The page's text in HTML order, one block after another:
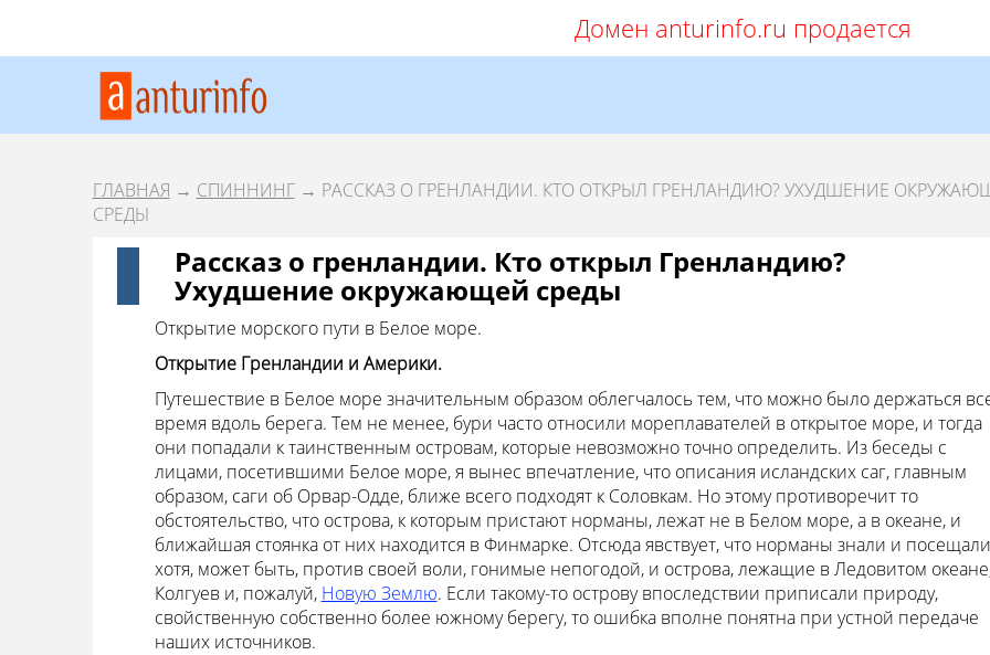
Домен anturinfo.ru продается
ГЛАВНАЯ → СПИННИНГ → РАССКАЗ О ГРЕНЛАНДИИ. КТО ОТКРЫЛ ГРЕНЛАНДИЮ? УХУДШЕНИЕ
СРЕДЫ
Рассказ о гренландии. Кто открыл Гренландию?
Ухудшение окружающей среды
Открытие морского пути в Белое море.
Открытие Гренландии и Америки.
Путешествие в Белое море значительным образом облегчалось тем, что можно было держаться
время вдоль берега. Тем не менее, бури часто относили мореплавателей в открытое море, и тогда
они попадали к таинственным островам, которые невозможно точно определить. Из беседы с
лицами, посетившими Белое море, я вынес впечатление, что описания исландских саг, главным
образом, саги об Орвар-Одде, ближе всего подходят к Соловкам. Но этому противоречит то
обстоятельство, что острова, к которым пристают норманы, лежат не в Белом море, а в океане, и
ближайшая стоянка от них находится в Финмарке. Отсюда явствует, что норманы знали и
хотя, может быть, против своей воли, гонимые непогодой, и острова, лежащие в Ледовитом
Колгуев и, пожалуй, Новую Землю. Если такому-то острову впоследствии приписали природу,
свойственную собственно более южному берегу, то ошибка вполне понятна при устной передаче
наших источников.